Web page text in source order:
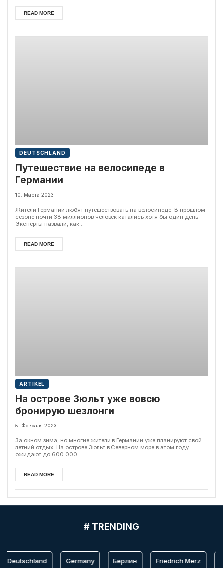
READ MORE
DEUTSCHLAND
Путешествие на велосипеде в
Германии
10. Марта 2023
Жители Германии любят путешествовать на велосипеде. В прошлом
сезоне почти 38 миллионов человек катались хотя бы один день.
Эксперты назвали, как...
READ MORE
ARTIKEL
На острове Зюльт уже вовсю
бронирую шезлонги
5. Февраля 2023
За окном зима, но многие жители в Германии уже планируют свой
летний отдых. На острове Зюльт в Северном море в этом году
ожидают до 600 000 ...
READ MORE
# TRENDING
Deutschland Germany Берлин Friedrich Merz